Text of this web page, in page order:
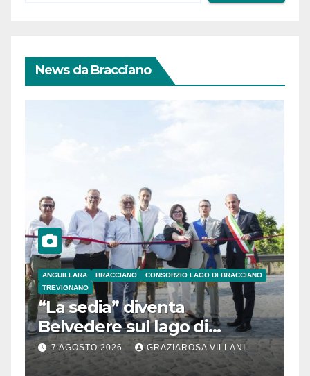
News da Bracciano
ANGUILLARA BRACCIANO
CONSORZIO LAGO DI BRACCIANO
TREVIGNANO
“La sedia” diventa
Belvedere sul lago di
Bracciano: ieri
l’inaugurazione
7 AGOSTO 2026 GRAZIAROSA VILLANI